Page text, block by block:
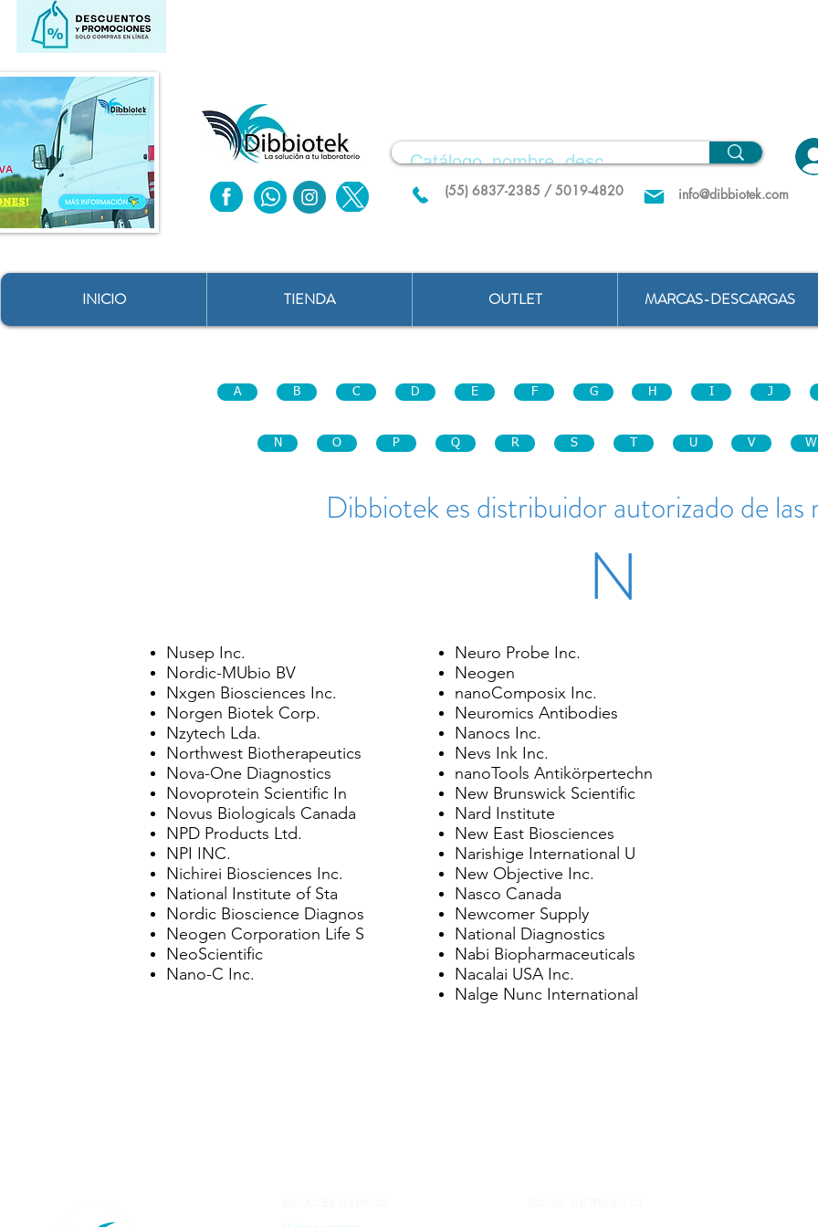
(55) 6837-2385 / 5019-4820 info@dibbiotek.com
INICIO TIENDA OUTLET MARCAS-DESCARGAS
A B
N
C
O
D
P
E
Q
F
R
G
S
H I
U
J
V W
Dibbiotek es distribuidor autorizado de las
N
Nusep Inc.
Nordic-MUbio BV
Nxgen Biosciences Inc.
Norgen Biotek Corp.
Nzytech Lda.
Northwest Biotherapeutics
Nova-One Diagnostics
Novoprotein Scientific In
Novus Biologicals Canada
NPD Products Ltd.
NPI INC.
Nichirei Biosciences Inc.
National Institute of Sta
Nordic Bioscience Diagnos
Neogen Corporation Life S
NeoScientific
Nano-C Inc.
Neuro Probe Inc.
Neogen
nanoComposix Inc.
Neuromics Antibodies
Nanocs Inc.
Nevs Ink Inc.
nanoTools Antikörpertechn
New Brunswick Scientific
Nard Institute
New East Biosciences
Narishige International U
New Objective Inc.
Nasco Canada
Newcomer Supply
National Diagnostics
Nabi Biopharmaceuticals
Nacalai USA Inc.
Nalge Nunc International